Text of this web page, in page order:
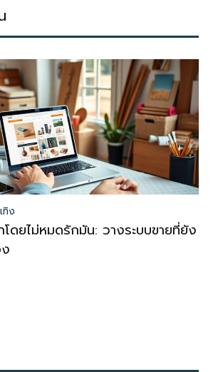
ทิง
ดยไม่หมดรักมัน: วางระบบขายที่ยัง